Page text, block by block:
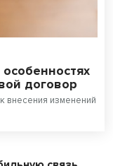
договор
внесения изменений